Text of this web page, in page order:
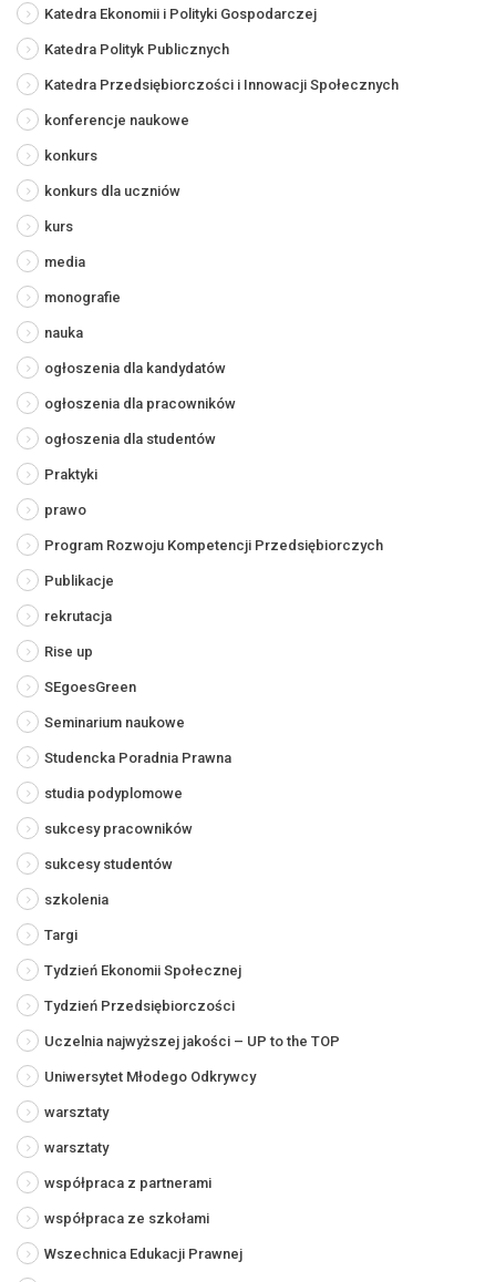
Katedra Ekonomii i Polityki Gospodarczej
Katedra Polityk Publicznych
Katedra Przedsiębiorczości i Innowacji Społecznych
konferencje naukowe
konkurs
konkurs dla uczniów
kurs
media
monografie
nauka
ogłoszenia dla kandydatów
ogłoszenia dla pracowników
ogłoszenia dla studentów
Praktyki
prawo
Program Rozwoju Kompetencji Przedsiębiorczych
Publikacje
rekrutacja
Rise up
SEgoesGreen
Seminarium naukowe
Studencka Poradnia Prawna
studia podyplomowe
sukcesy pracowników
sukcesy studentów
szkolenia
Targi
Tydzień Ekonomii Społecznej
Tydzień Przedsiębiorczości
Uczelnia najwyższej jakości – UP to the TOP
Uniwersytet Młodego Odkrywcy
warsztaty
warsztaty
współpraca z partnerami
współpraca ze szkołami
Wszechnica Edukacji Prawnej